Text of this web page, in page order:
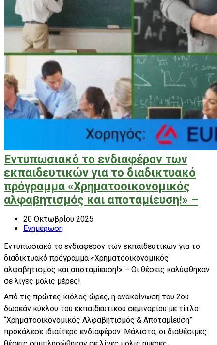
Εντυπωσιακό το ενδιαφέρον των
εκπαιδευτικών για το διαδικτυακό
πρόγραμμα «Χρηματοοικονομικός
αλφαβητισμός και αποταμίευση!» –
20 Οκτωβρίου 2025
Ενημέρωση
Εντυπωσιακό το ενδιαφέρον των εκπαιδευτικών για το
διαδικτυακό πρόγραμμα «Χρηματοοικονομικός
αλφαβητισμός και αποταμίευση!» – Οι θέσεις καλύφθηκαν
σε λίγες μόλις μέρες!
Από τις πρώτες κιόλας ώρες, η ανακοίνωση του 2ου
δωρεάν κύκλου του εκπαιδευτικού σεμιναρίου με τίτλο:
“Χρηματοοικονομικός Αλφαβητισμός & Αποταμίευση”
προκάλεσε ιδιαίτερο ενδιαφέρον. Μάλιστα, οι διαθέσιμες